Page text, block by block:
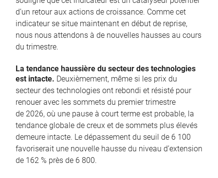
d’un retour aux actions de croissance. Comme cet
indicateur se situe maintenant en début de reprise,
nous nous attendons à de nouvelles hausses au cours
du trimestre.
La tendance haussière du secteur des technologies
est intacte. Deuxièmement, même si les prix du
secteur des technologies ont rebondi et résisté pour
renouer avec les sommets du premier trimestre
de 2026, où une pause à court terme est probable, la
tendance globale de creux et de sommets plus élevés
demeure intacte. Le dépassement du seuil de 6 100
favoriserait une nouvelle hausse du niveau d’extension
de 162 % près de 6 800.